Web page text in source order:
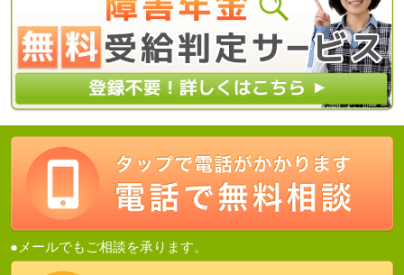
●メールでもご相談を承ります。